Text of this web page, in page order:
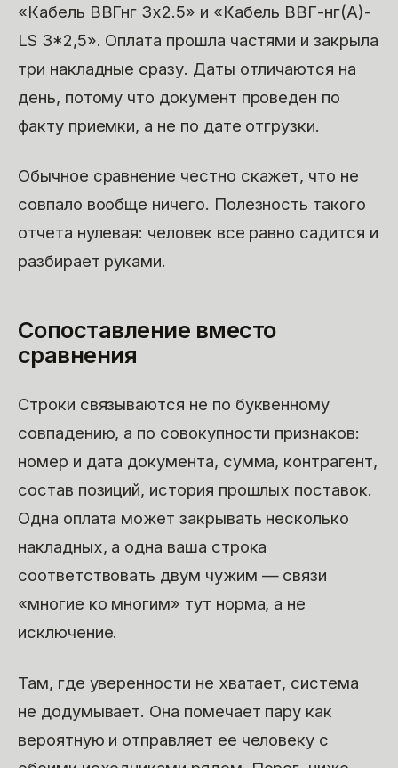
«Кабель ВВГнг 3х2.5» и «Кабель ВВГ-нг(А)-
LS 3*2,5». Оплата прошла частями и закрыла
три накладные сразу. Даты отличаются на
день, потому что документ проведен по
факту приемки, а не по дате отгрузки.
Обычное сравнение честно скажет, что не
совпало вообще ничего. Полезность такого
отчета нулевая: человек все равно садится и
разбирает руками.
Сопоставление вместо
сравнения
Строки связываются не по буквенному
совпадению, а по совокупности признаков:
номер и дата документа, сумма, контрагент,
состав позиций, история прошлых поставок.
Одна оплата может закрывать несколько
накладных, а одна ваша строка
соответствовать двум чужим — связи
«многие ко многим» тут норма, а не
исключение.
Там, где уверенности не хватает, система
не додумывает. Она помечает пару как
вероятную и отправляет ее человеку с